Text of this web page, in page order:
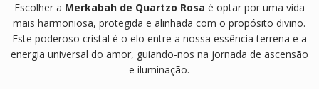
Escolher a Merkabah de Quartzo Rosa é optar por uma vida
mais harmoniosa, protegida e alinhada com o propósito divino.
Este poderoso cristal é o elo entre a nossa essência terrena e a
energia universal do amor, guiando-nos na jornada de ascensão
e iluminação.